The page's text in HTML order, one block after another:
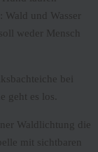
Wald und Wasser
weder Mensch
bei
geht es los.
Waldlichtung die
mit sichtbaren